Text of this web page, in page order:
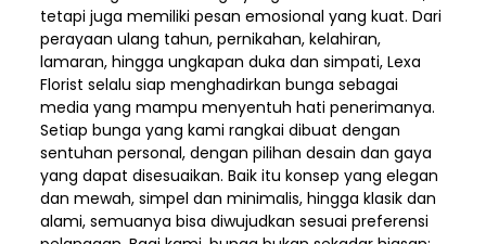
tetapi juga memiliki pesan emosional yang kuat. Dari
perayaan ulang tahun, pernikahan, kelahiran,
lamaran, hingga ungkapan duka dan simpati, Lexa
Florist selalu siap menghadirkan bunga sebagai
media yang mampu menyentuh hati penerimanya.
Setiap bunga yang kami rangkai dibuat dengan
sentuhan personal, dengan pilihan desain dan gaya
yang dapat disesuaikan. Baik itu konsep yang elegan
dan mewah, simpel dan minimalis, hingga klasik dan
alami, semuanya bisa diwujudkan sesuai preferensi